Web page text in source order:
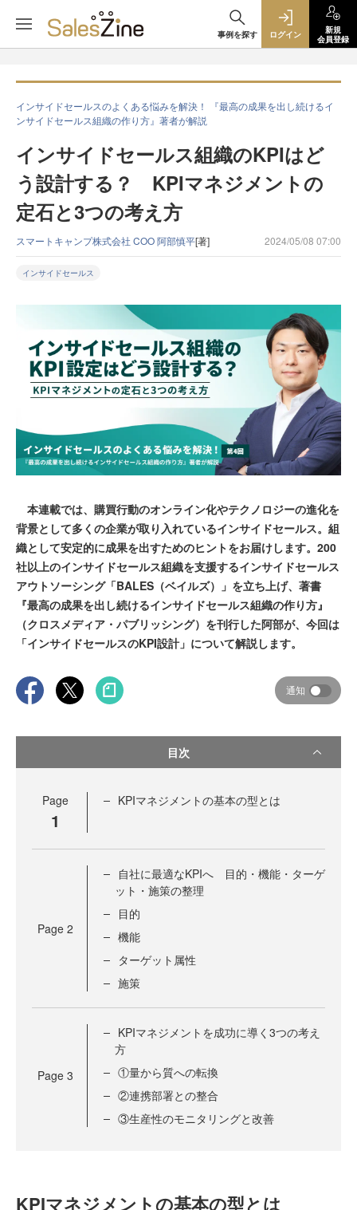
事例を探す ログイン
新規
会員登録
インサイドセールスのよくある悩みを解決！ 『最高の成果を出し続けるイ
ンサイドセールス組織の作り方』著者が解説
インサイドセールス組織のKPIはど
う設計する？ KPIマネジメントの
定石と3つの考え方
スマートキャンプ株式会社 COO 阿部慎平[著] 2024/05/08 07:00
インサイドセールス
本連載では、購買行動のオンライン化やテクノロジーの進化を
背景として多くの企業が取り入れているインサイドセールス。組
織として安定的に成果を出すためのヒントをお届けします。200
社以上のインサイドセールス組織を支援するインサイドセールス
アウトソーシング「BALES（ベイルズ）」を立ち上げ、著書
『最高の成果を出し続けるインサイドセールス組織の作り方』
（クロスメディア・パブリッシング）を刊行した阿部が、今回は
「インサイドセールスのKPI設計」について解説します。
通知
目次
Page
1
KPIマネジメントの基本の型とは
Page 2
自社に最適なKPIへ 目的・機能・ターゲ
ット・施策の整理
目的
機能
ターゲット属性
施策
Page 3
KPIマネジメントを成功に導く3つの考え
方
①量から質への転換
②連携部署との整合
③生産性のモニタリングと改善
KPIマネジメントの基本の型とは